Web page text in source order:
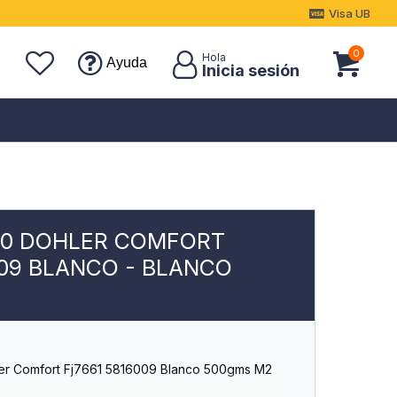
Ayuda
0
Visa UB
DOHLER COMFORT
BLANCO - BLANCO
Comfort Fj7661 5816009 Blanco 500gms M2